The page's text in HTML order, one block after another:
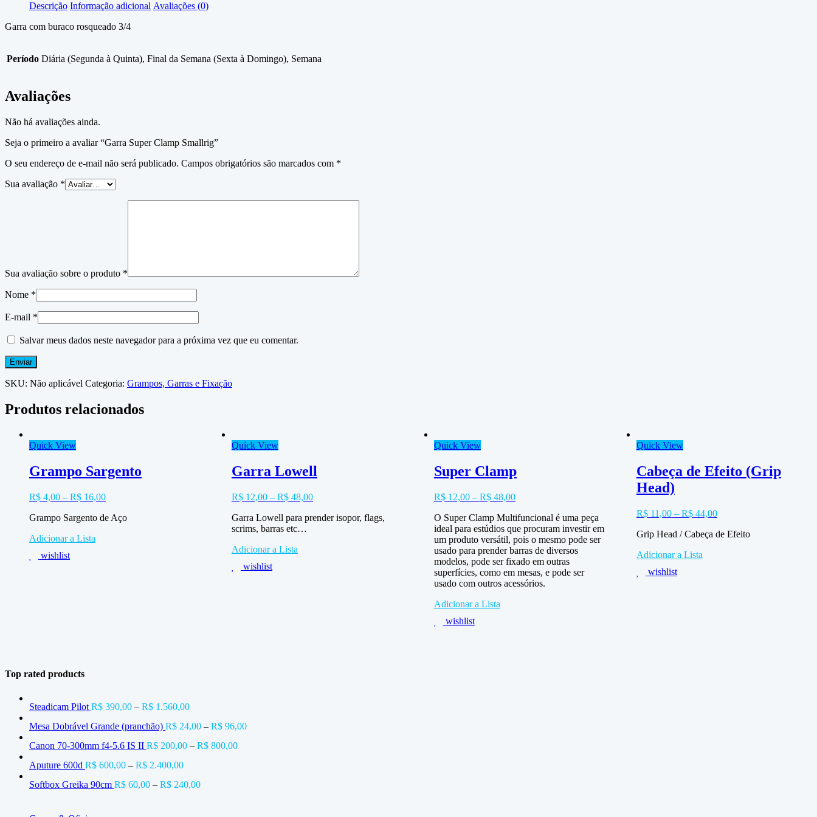
Descrição Informação adicional Avaliações (0)
Garra com buraco rosqueado 3/4
Período Diária (Segunda à Quinta), Final da Semana (Sexta à Domingo), Semana
Avaliações
Não há avaliações ainda.
Seja o primeiro a avaliar “Garra Super Clamp Smallrig”
O seu endereço de e-mail não será publicado. Campos obrigatórios são marcados com *
Sua avaliação *
Sua avaliação sobre o produto *
Nome *
E-mail *
Salvar meus dados neste navegador para a próxima vez que eu comentar.
SKU: Não aplicável Categoria: Grampos, Garras e Fixação
Produtos relacionados
Quick View
Grampo Sargento
R$ 4,00 – R$ 16,00
Grampo Sargento de Aço
Adicionar a Lista
wishlist
Quick View
Garra Lowell
R$12,00– R$48,00
Garra Lowell para prender isopor, flags,
scrims, barras etc…
Adicionar a Lista
wishlist
Quick View
Super Clamp
R$12,00– R$48,00
O Super Clamp Multifuncional é uma peça
ideal para estúdios que procuram investir em
um produto versátil, pois o mesmo pode ser
usado para prender barras de diversos
modelos, pode ser fixado em outras
superfícies, como em mesas, e pode ser
usado com outros acessórios.
Adicionar a Lista
wishlist
Quick View
Cabeça de Efeito (Grip
Head)
R$11,00– R$44,00
Grip Head / Cabeça de Efeito
Adicionar a Lista
wishlist
Top rated products
Steadicam Pilot R$ 390,00 – R$ 1.560,00
Mesa Dobrável Grande (pranchão) R$ 24,00 – R$ 96,00
Canon 70-300mm f4-5.6 IS II R$ 200,00 – R$ 800,00
Aputure 600d R$ 600,00 – R$ 2.400,00
Softbox Greika 90cm R$ 60,00 – R$ 240,00